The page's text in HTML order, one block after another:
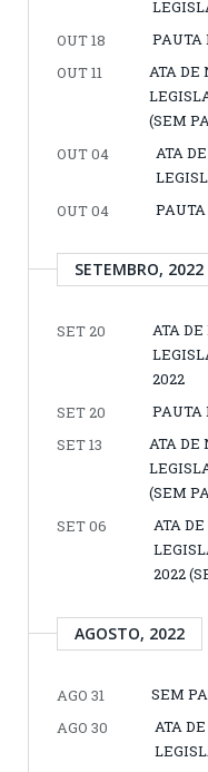
OUT 18
PAUTA
OUT 11
ATA DE
(SEM
OUT 04
ATA
OUT 04
PAUTA
SETEMBRO, 2022
SET 20
ATA DE
2022
SET 20
PAUTA
SET 13
ATA DE
(SEM
SET 06
ATA
2022
AGOSTO, 2022
AGO 31
SEM
AGO 30
ATA